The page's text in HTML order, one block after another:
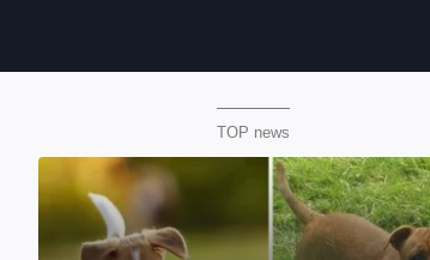
TOP news